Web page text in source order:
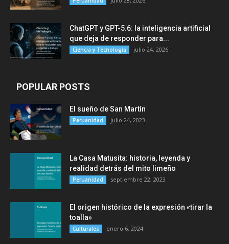
ChatGPT y GPT-5.6: la inteligencia artificial
que deja de responder para...
Ciencia y Tecnología julio 24, 2026
POPULAR POSTS
El sueño de San Martín
Peruanidad julio 24, 2023
La Casa Matusita: historia, leyenda y
realidad detrás del mito limeño
Peruanidad septiembre 22, 2023
El origen histórico de la expresión «tirar la
toalla»
Culturales enero 6, 2024